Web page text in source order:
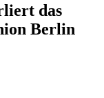
das
Berlin